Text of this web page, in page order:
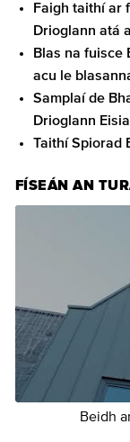
Faigh taithí ar
Drioglann atá
Blas na fuisce
acu le
Samplaí de
Drioglann
Taithí Spiorad
FÍSEÁN AN
Beidh